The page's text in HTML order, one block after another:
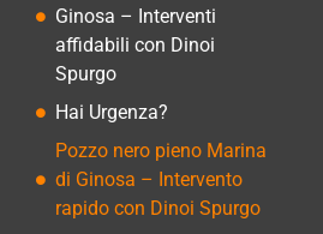
Ginosa – Interventi
affidabili con Dinoi
Spurgo
Hai Urgenza?
Pozzo nero pieno Marina
di Ginosa – Intervento
rapido con Dinoi Spurgo